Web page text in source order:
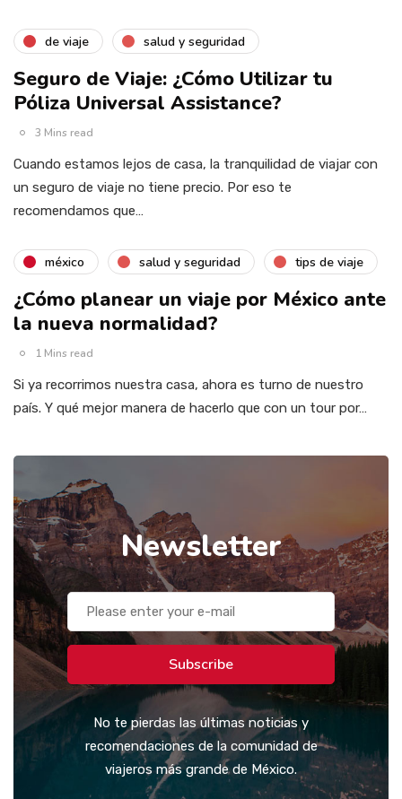
de viaje salud y seguridad
Seguro de Viaje: ¿Cómo Utilizar tu
Póliza Universal Assistance?
3 Mins read
Cuando estamos lejos de casa, la tranquilidad de viajar con
un seguro de viaje no tiene precio. Por eso te
recomendamos que…
méxico salud y seguridad tips de viaje
¿Cómo planear un viaje por México ante
la nueva normalidad?
1 Mins read
Si ya recorrimos nuestra casa, ahora es turno de nuestro
país. Y qué mejor manera de hacerlo que con un tour por…
Newsletter
Subscribe
No te pierdas las últimas noticias y
recomendaciones de la comunidad de
viajeros más grande de México.